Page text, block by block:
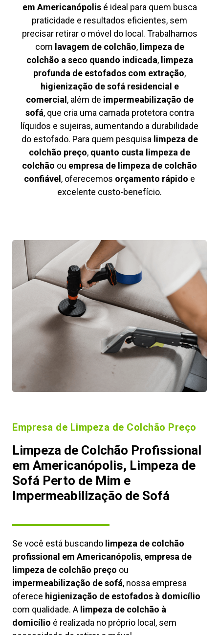
em Americanópolisé ideal para quem busca
praticidade e resultados eficientes, sem
precisar retirar o móvel do local. Trabalhamos
com lavagem de colchão, limpeza de
colchão a seco quando indicada, limpeza
profunda de estofados com extração,
higienização de sofá residencial e
comercial , além de impermeabilização de
sofá, que cria uma camada protetora contra
líquidos e sujeiras, aumentando a durabilidade
do estofado. Para quem pesquisa limpeza de
colchão preço, quanto custa limpeza de
colchão ou empresa de limpeza de colchão
confiável , oferecemos orçamento rápido e
excelente custo-benefício.
Empresa de Limpeza de Colchão Preço
Limpeza de Colchão Profissional
em Americanópolis, Limpeza de
Sofá Perto de Mim e
Impermeabilização de Sofá
Se você está buscando limpeza de colchão
profissional em Americanópolis, empresa de
limpeza de colchão preço ou
impermeabilização de sofá, nossa empresa
oferece higienização de estofados à domicílio
com qualidade. A limpeza de colchão à
domicílio é realizada no próprio local, sem